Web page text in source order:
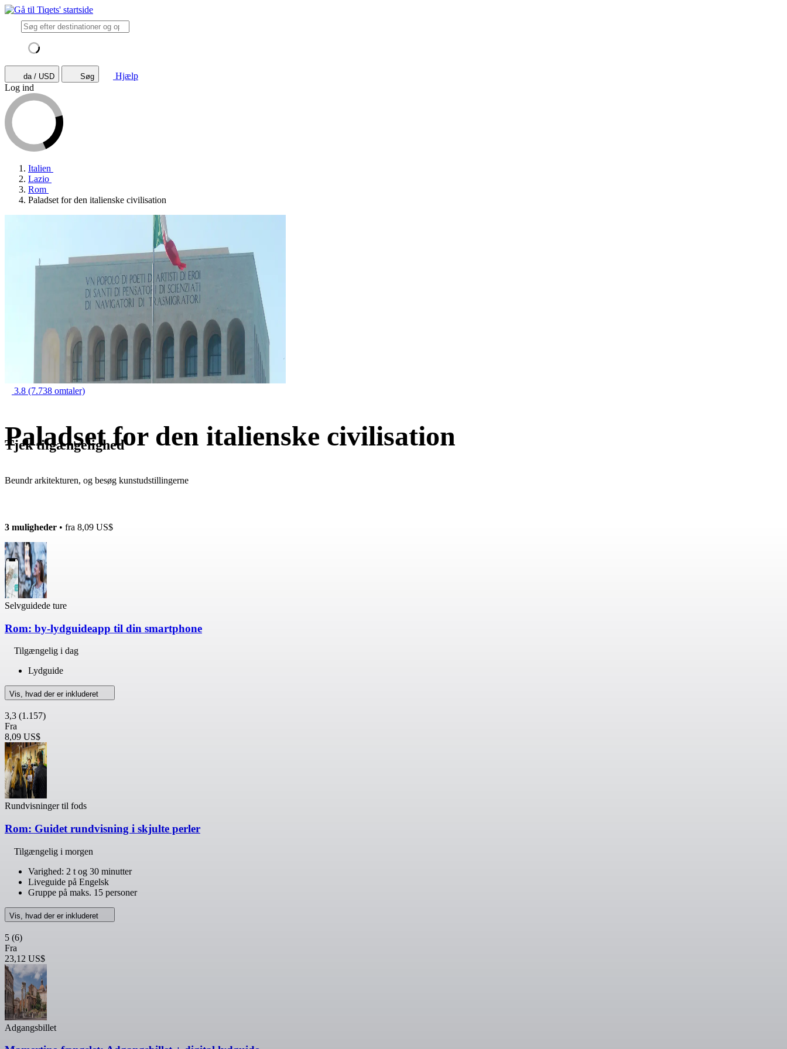
da / USD Søg
Hjælp
Log ind
Italien
Lazio
Rom
Paladset for den italienske civilisation
3.8 (7.738 omtaler)
Paladset for den italienske civilisation
Beundr arkitekturen, og besøg kunstudstillingerne
Tjek tilgængelighed
3 muligheder • fra 8,09 US$
Selvguidede ture
Rom: by-lydguideapp til din smartphone
Tilgængelig i dag
Lydguide
Vis, hvad der er inkluderet
3,3 (1.157)
Fra
8,09 US$
Rundvisninger til fods
Rom: Guidet rundvisning i skjulte perler
Tilgængelig i morgen
Varighed: 2 t og 30 minutter
Liveguide på Engelsk
Gruppe på maks. 15 personer
Vis, hvad der er inkluderet
5 (6)
Fra
23,12 US$
Adgangsbillet